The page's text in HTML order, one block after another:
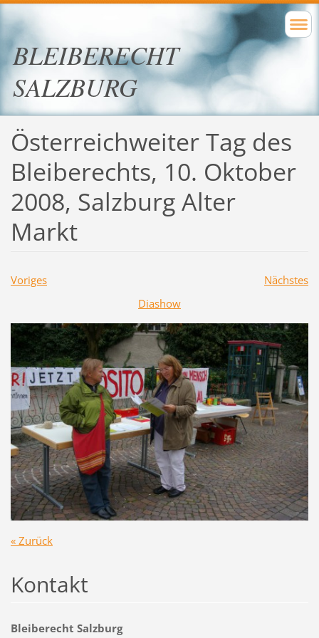
BLEIBERECHT
SALZBURG
Österreichweiter Tag des
Bleiberechts, 10. Oktober
2008, Salzburg Alter
Markt
Voriges
Nächstes
Diashow
« Zurück
Kontakt
Bleiberecht Salzburg